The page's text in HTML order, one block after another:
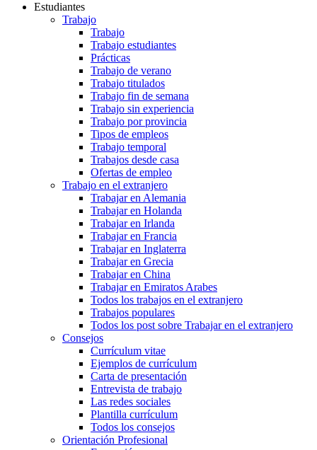
Estudiantes
Trabajo
Trabajo
Trabajo estudiantes
Prácticas
Trabajo de verano
Trabajo titulados
Trabajo fin de semana
Trabajo sin experiencia
Trabajo por provincia
Tipos de empleos
Trabajo temporal
Trabajos desde casa
Ofertas de empleo
Trabajo en el extranjero
Trabajar en Alemania
Trabajar en Holanda
Trabajar en Irlanda
Trabajar en Francia
Trabajar en Inglaterra
Trabajar en Grecia
Trabajar en China
Trabajar en Emiratos Arabes
Todos los trabajos en el extranjero
Trabajos populares
Todos los post sobre Trabajar en el extranjero
Consejos
Currículum vitae
Ejemplos de currículum
Carta de presentación
Entrevista de trabajo
Las redes sociales
Plantilla currículum
Todos los consejos
Orientación Profesional